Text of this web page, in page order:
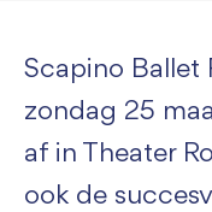
Scapino Ballet
zondag 25
af in Theater
ook de